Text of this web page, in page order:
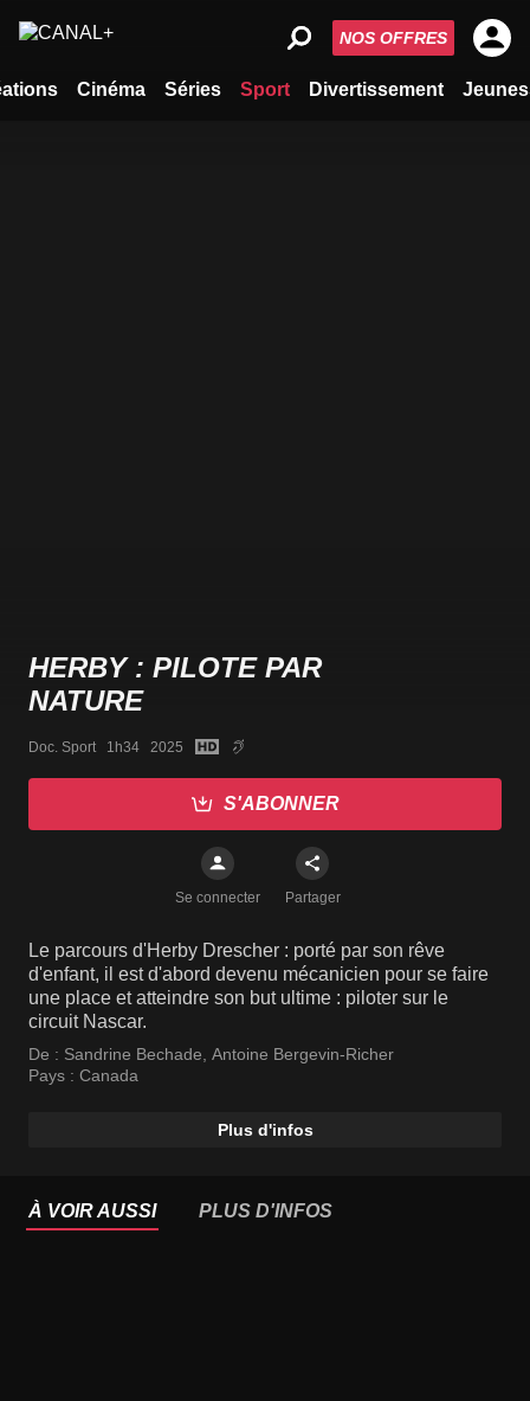
Cinéma Séries Sport Divertissement
NOS OFFRES
HERBY : PILOTE PAR
NATURE
Doc. Sport   1h34   2025
S'ABONNER
Se connecter Partager
Le parcours d'Herby Drescher : porté par son rêve
d'enfant, il est d'abord devenu mécanicien pour se faire
une place et atteindre son but ultime : piloter sur le
circuit Nascar.
De : Sandrine Bechade, Antoine Bergevin-Richer
Pays : Canada
Plus d'infos
À VOIR AUSSI PLUS D'INFOS